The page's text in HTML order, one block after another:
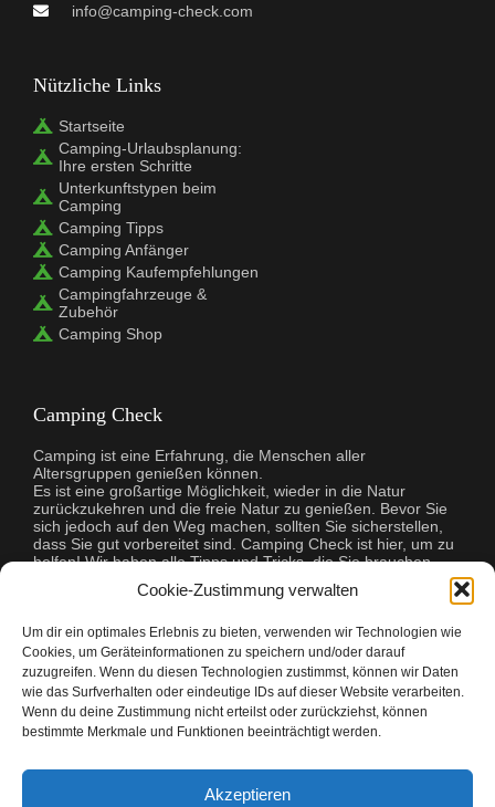
Cookie-Zustimmung verwalten
Um dir ein optimales Erlebnis zu bieten, verwenden wir Technologien wie
Cookies, um Geräteinformationen zu speichern und/oder darauf
zuzugreifen. Wenn du diesen Technologien zustimmst, können wir Daten
wie das Surfverhalten oder eindeutige IDs auf dieser Website verarbeiten.
Wenn du deine Zustimmung nicht erteilst oder zurückziehst, können
bestimmte Merkmale und Funktionen beeinträchtigt werden.
Akzeptieren
info@camping-check.com
Nützliche Links
Startseite
Camping-Urlaubsplanung:
Ihre ersten Schritte
Unterkunftstypen beim
Camping
Camping Tipps
Camping Anfänger
Camping Kaufempfehlungen
Campingfahrzeuge &
Zubehör
Camping Shop
Camping Check
Camping ist eine Erfahrung, die Menschen aller
Altersgruppen genießen können.
Es ist eine großartige Möglichkeit, wieder in die Natur
zurückzukehren und die freie Natur zu genießen. Bevor Sie
sich jedoch auf den Weg machen, sollten Sie sicherstellen,
dass Sie gut vorbereitet sind. Camping Check ist hier, um zu
helfen! Wir haben alle Tipps und Tricks, die Sie brauchen,
bei der Auswahl der richtigen Ausrüstung, bei der Planung
perfekten Campingplatz. Egal, ob Sie zum ersten Mal
campen oder ein erfahrener Profi sind, Camping Check hat
alles, was Sie brauchen, um Ihre Reise unvergesslich zu
machen.